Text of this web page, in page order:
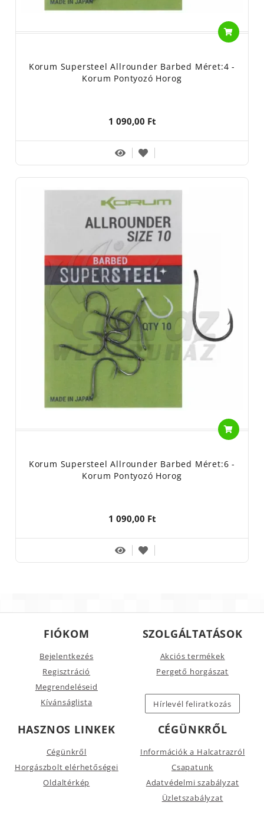
Korum Supersteel Allrounder Barbed Méret:4 -
Korum Pontyozó Horog
1 090,00 Ft
Korum Supersteel Allrounder Barbed Méret:6 -
Korum Pontyozó Horog
1 090,00 Ft
FIÓKOM
Bejelentkezés
Regisztráció
Megrendeléseid
Kívánságlista
SZOLGÁLTATÁSOK
Akciós termékek
Pergető horgászat
Hírlevél feliratkozás
HASZNOS LINKEK
Cégünkről
Horgászbolt elérhetőségei
Oldaltérkép
CÉGÜNKRŐL
Információk a Halcatrazról
Csapatunk
Adatvédelmi szabályzat
Üzletszabályzat